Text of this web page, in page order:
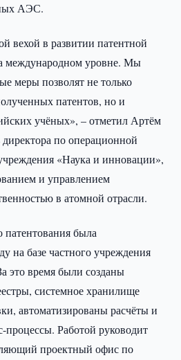
АЭС.
вехой в развитии патентной
международном уровне. Мы
меры позволят не только
патентов, но и
учёных», – отметил Артём
по операционной
«Наука и инновации»,
и управлением
в атомной отрасли.
была
на базе частного учреждения
это время были созданы
системное хранилище
автоматизированы расчёты и
Работой руководит
проектный офис по